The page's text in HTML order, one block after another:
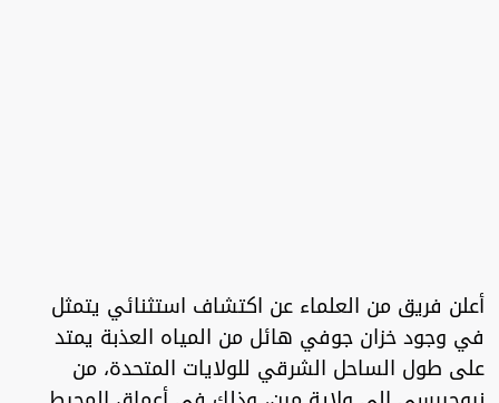
أعلن فريق من العلماء عن اكتشاف استثنائي يتمثل
في وجود خزان جوفي هائل من المياه العذبة يمتد
على طول الساحل الشرقي للولايات المتحدة، من